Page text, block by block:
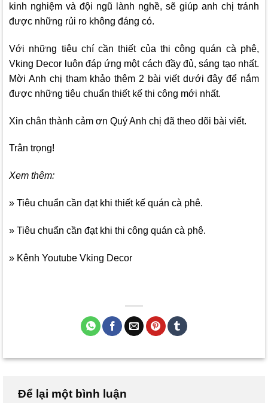
kinh nghiệm và đội ngũ lành nghề, sẽ giúp anh chị tránh
được những rủi ro không đáng có.
Với những tiêu chí cần thiết của thi công quán cà phê,
Vking Decor luôn đáp ứng một cách đầy đủ, sáng tạo nhất.
Mời Anh chị tham khảo thêm 2 bài viết dưới đây để nắm
được những tiêu chuẩn thiết kế thi công mới nhất.
Xin chân thành cảm ơn Quý Anh chị đã theo dõi bài viết.
Trân trọng!
Xem thêm:
» Tiêu chuẩn cần đạt khi thiết kế quán cà phê.
» Tiêu chuẩn cần đạt khi thi công quán cà phê.
» Kênh Youtube Vking Decor
Để lại một bình luận